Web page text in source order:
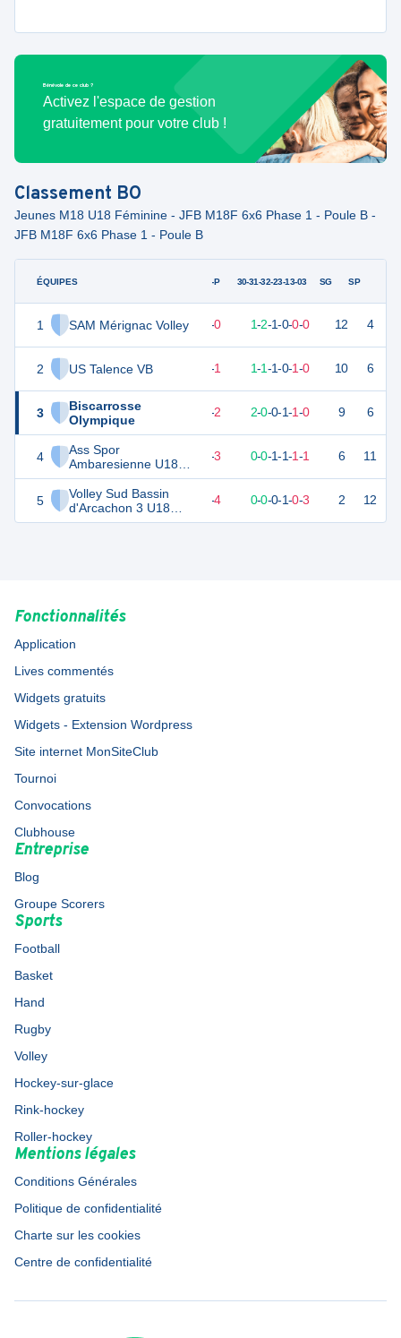
Bénévole de ce club ?
Activez l'espace de gestion
gratuitement pour votre club !
Classement BO
Jeunes M18 U18 Féminine - JFB M18F 6x6 Phase 1 - Poule B -
JFB M18F 6x6 Phase 1 - Poule B
ÉQUIPES
1 SAM Mérignac Volley
2 US Talence VB
3
Biscarrosse
Olympique
4
Ass Spor
Ambaresienne U18
Féminines
5
Volley Sud Bassin
d'Arcachon 3 U18
Féminines
G-P 30-31-32-23-13-03 SG SP
15 4 -0 1-2-1-0-0-0 12 4
12 -1 1-1-1-0-1-0 10 6
-2 2-0-0-1-1-0 9 6
4 -3 0-0-1-1-1-1 6 11
5 -4 0-0-0-1-0-3 2 12
Fonctionnalités
Application
Lives commentés
Widgets gratuits
Widgets - Extension Wordpress
Site internet MonSiteClub
Tournoi
Convocations
Clubhouse
Entreprise
Blog
Groupe Scorers
Sports
Football
Basket
Hand
Rugby
Volley
Hockey-sur-glace
Rink-hockey
Roller-hockey
Mentions légales
Conditions Générales
Politique de confidentialité
Charte sur les cookies
Centre de confidentialité